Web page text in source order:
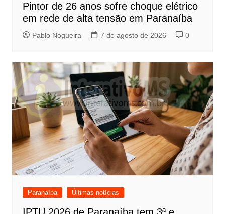
Pintor de 26 anos sofre choque elétrico
em rede de alta tensão em Paranaíba
Pablo Nogueira 7 de agosto de 2026 0
Paranaíba Últimas notícias